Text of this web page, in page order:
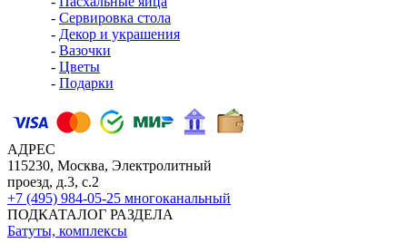
- Сервировка стола
- Декор и украшения
- Вазочки
- Цветы
- Подарки
АДРЕС
115230, Москва, Электролитный
проезд, д.3, с.2
+7 (495) 984-05-25 многоканальный
ПОДКАТАЛОГ РАЗДЕЛА
Батуты, комплексы